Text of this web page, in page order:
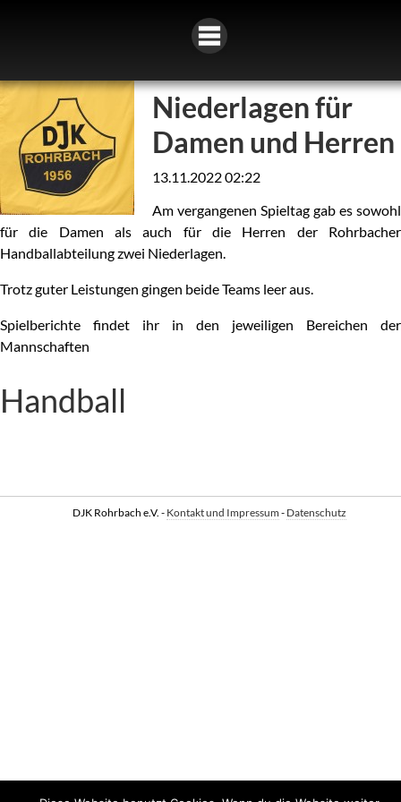
Niederlagen für
Damen und Herren
13.11.2022 02:22
Am vergangenen Spieltag gab es sowohl
für die Damen als auch für die Herren der Rohrbacher
Handballabteilung zwei Niederlagen.
Trotz guter Leistungen gingen beide Teams leer aus.
Spielberichte findet ihr in den jeweiligen Bereichen der
Mannschaften
Handball
DJK Rohrbach e.V. - Kontakt und Impressum - Datenschutz